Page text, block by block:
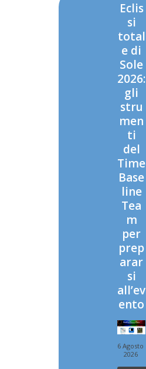
Eclis
si
total
e di
Sole
2026:
gli
stru
men
ti
del
Time
Base
line
Tea
m
per
prep
arar
si
all’ev
ento
6 Agosto
2026